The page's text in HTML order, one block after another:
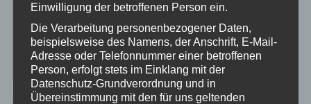
Suche Dein Thema
Suche
nach:
Einwilligung der betroffenen Person ein.
Die Verarbeitung personenbezogener Daten,
beispielsweise des Namens, der Anschrift, E-Mail-
Adresse oder Telefonnummer einer betroffenen
Person, erfolgt stets im Einklang mit der
Datenschutz-Grundverordnung und in
Übereinstimmung mit den für uns geltenden